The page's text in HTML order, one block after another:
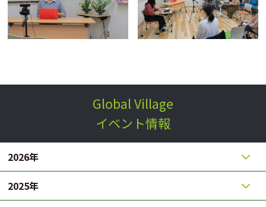
Global Village
イベント情報
2026年
2025年